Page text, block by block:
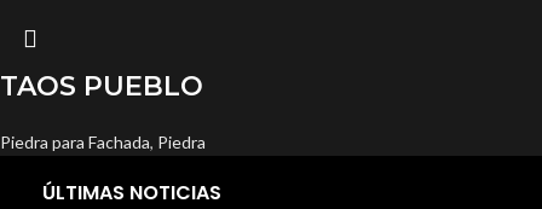
TAOS PUEBLO
Piedra para Fachada, Piedra
ÚLTIMAS NOTICIAS